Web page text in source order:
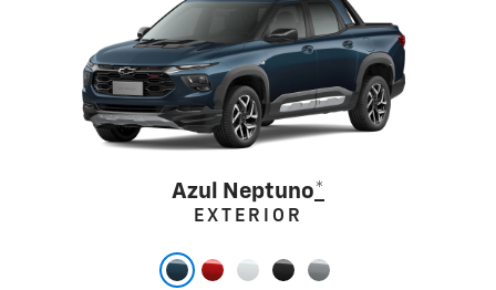
EXTERIOR
Azul Neptuno*